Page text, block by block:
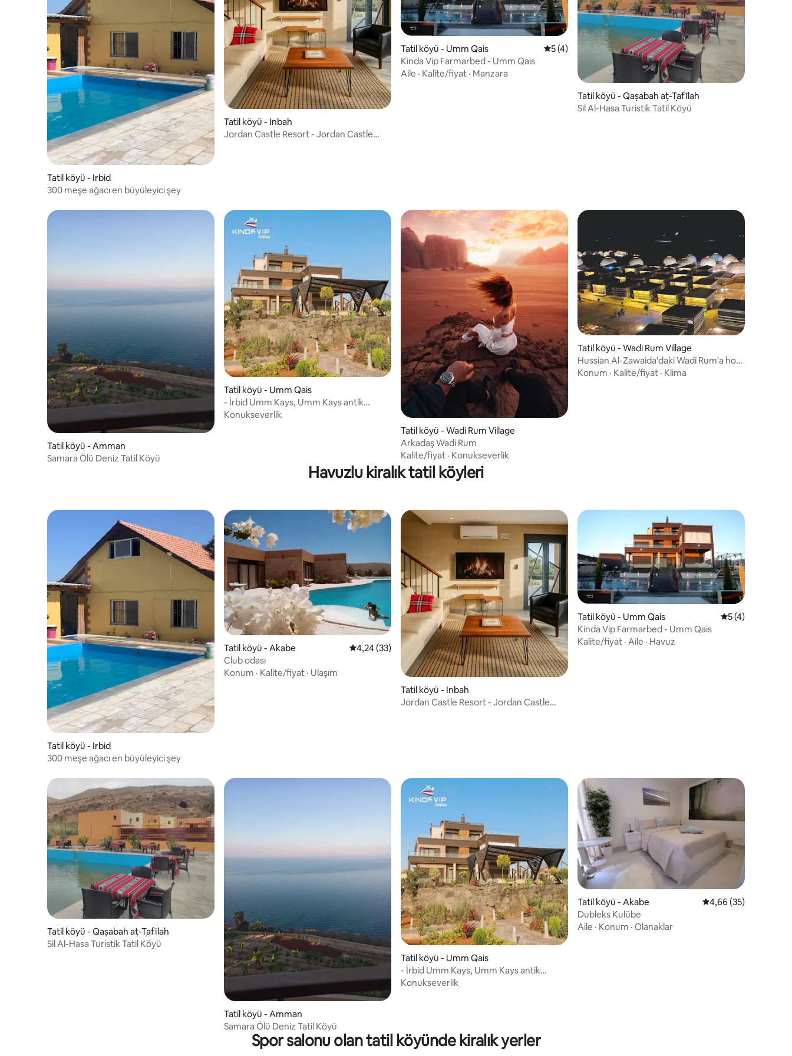
Tatil köyü - Irbid
300 meşe ağacı en büyüleyici şey
Tatil köyü - Inbah
Jordan Castle Resort - Jordan Castle
Tatil köyü - Umm Qais 5 üzerinden ortalama 5 puan, 4 değerlendirme
5 (4)
Kinda Vip Farmarbed - Umm Qais
Aile · Kalite/fiyat · Manzara
Tatil köyü - Qaṣabah aṭ-Ṭafīlah
Sil Al-Hasa Turistik Tatil Köyü
Tatil köyü - Amman
Samara Ölü Deniz Tatil Köyü
Tatil köyü - Umm Qais
- İrbid Umm Kays, Umm Kays antik
kentinin yakınında, bir tür VIP çiftliği
Konukseverlik
Tatil köyü - Wadi Rum Village
Arkadaş Wadi Rum
Kalite/fiyat · Konukseverlik
Tatil köyü - Wadi Rum Village
Hussian Al-Zawaida'daki Wadi Rum'a hoş
geldiniz
Konum · Kalite/fiyat · Klima
Havuzlu kiralık tatil köyleri
Tatil köyü - Irbid
300 meşe ağacı en büyüleyici şey
Tatil köyü - Akabe 5 üzerinden ortalama 4,24 puan, 33 değerlendirme
4,24 (33)
Club odası
Konum · Kalite/fiyat · Ulaşım
Tatil köyü - Inbah
Jordan Castle Resort - Jordan Castle
Tatil köyü - Umm Qais 5 üzerinden
5 (4)
Kinda Vip Farmarbed - Umm Qais
Kalite/fiyat · Aile · Havuz
Tatil köyü - Qaṣabah aṭ-Ṭafīlah
Sil Al-Hasa Turistik Tatil Köyü
Tatil köyü - Amman
Samara Ölü Deniz Tatil Köyü
Tatil köyü - Umm Qais
- İrbid Umm Kays, Umm Kays antik
kentinin yakınında, bir tür VIP çiftliği
Konukseverlik
Tatil köyü - Akabe 5 üzerinden
4,66 (35)
Dubleks Kulübe
Aile · Konum · Olanaklar
Spor salonu olan tatil köyünde kiralık yerler